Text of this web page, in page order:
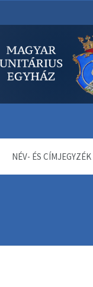
NÉV- ÉS CÍMJEGYZÉK